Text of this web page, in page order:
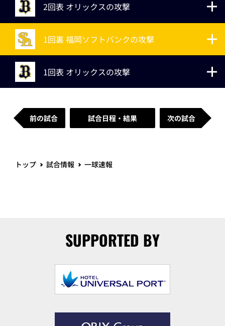
2回表 オリックスの攻撃
1回裏 福岡ソフトバンクの攻撃
1回表 オリックスの攻撃
前の試合 試合日程・結果 次の試合
トップ 試合情報 一球速報
SUPPORTED BY